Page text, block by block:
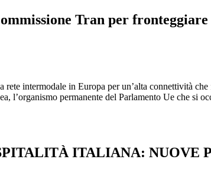
Tran per
rete intermodale in Europa per un’alta connettività
l’organismo permanente del Parlamento Ue che
ITALIANA: NUOVE